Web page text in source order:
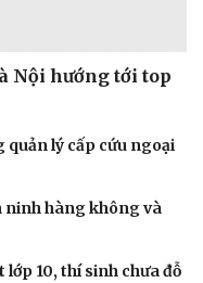
Nội hướng tới top
quản lý cấp cứu ngoại
ninh hàng không và
10, thí sinh chưa đỗ